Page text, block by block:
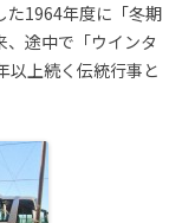
た1964年度に「冬期
途中で「ウインタ
以上続く伝統行事と